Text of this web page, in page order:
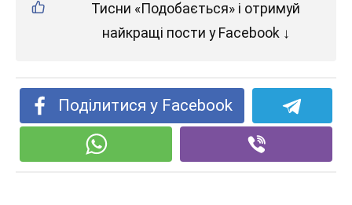
Тисни «Подобається» і отримуй
найкращі пости у Facebook ↓
Поділитися у Facebook